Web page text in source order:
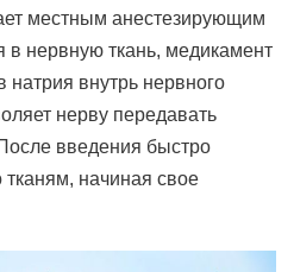
местным анестезирующим
в нервную ткань, медикамент
натрия внутрь нервного
нерву передавать
введения быстро
тканям, начиная свое